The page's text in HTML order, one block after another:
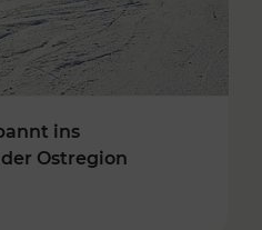
ins
Ostregion